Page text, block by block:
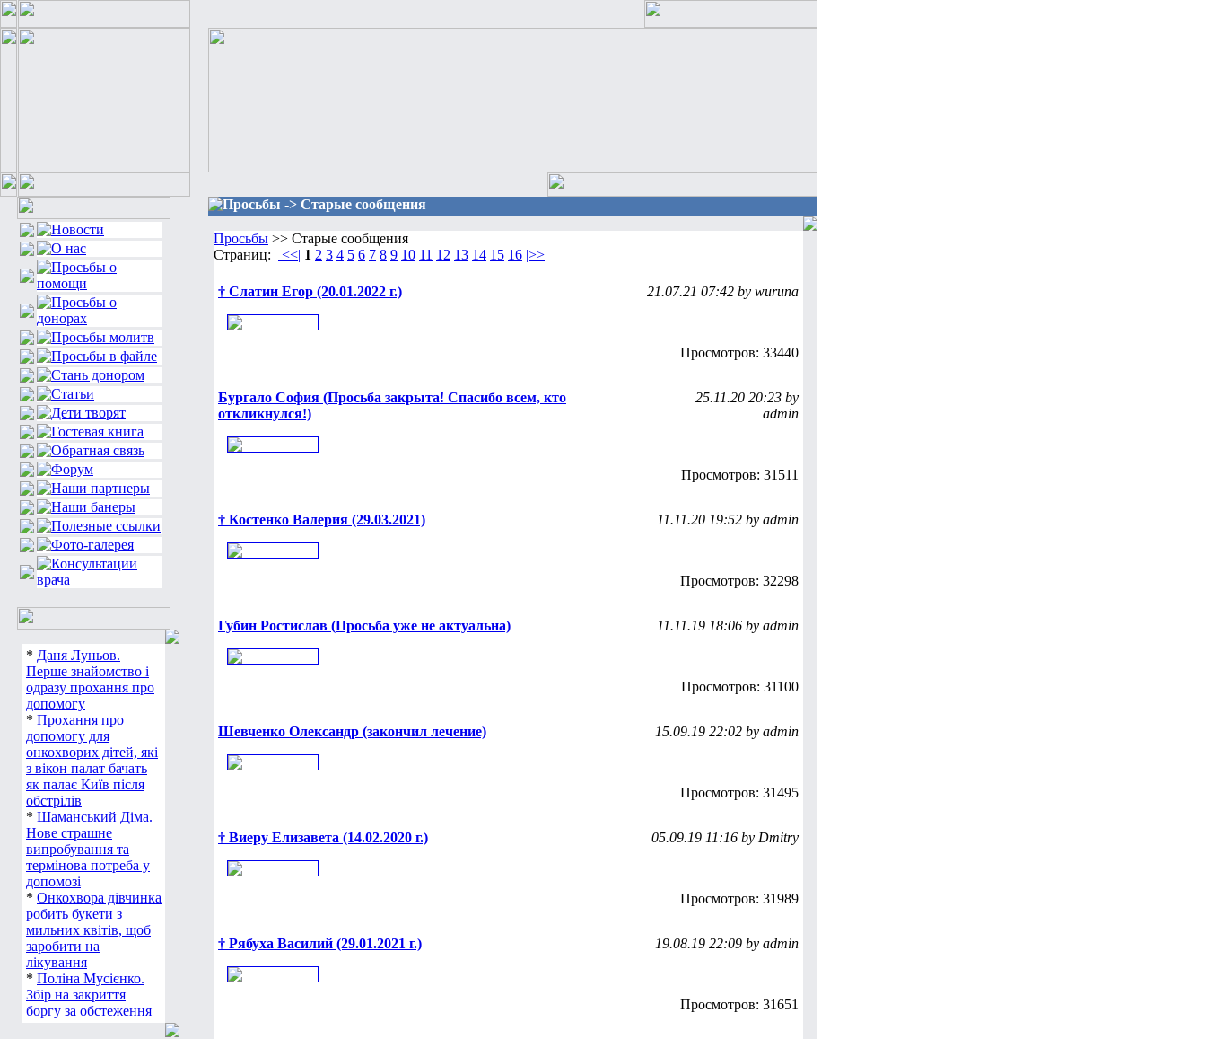
* Даня Луньов.
Перше знайомство і
одразу прохання про
допомогу
* Прохання про
допомогу для
онкохворих дітей, які
з вікон палат бачать
як палає Київ після
обстрілів
* Шаманський Діма.
Нове страшне
випробування та
термінова потреба у
допомозі
* Онкохвора дівчинка
робить букети з
мильних квітів, щоб
заробити на
лікування
* Поліна Мусієнко.
Збір на закриття
боргу за обстеження
Просьбы -> Старые сообщения
Просьбы >> Старые сообщения
Страниц:
<<| 1 2 3 4 5 6 7 8 9 10 11 12 13 14 15 16 |>>
† Слатин Егор (20.01.2022 г.) 21.07.21 07:42 by wuruna
Просмотров: 33440
Бургало София (Просьба закрыта! Спасибо всем, кто
откликнулся!)
25.11.20 20:23 by
admin
Просмотров: 31511
† Костенко Валерия (29.03.2021) 11.11.20 19:52 by admin
Просмотров: 32298
Губин Ростислав (Просьба уже не актуальна) 11.11.19 18:06 by admin
Просмотров: 31100
Шевченко Олександр (закончил лечение) 15.09.19 22:02 by admin
Просмотров: 31495
† Виеру Елизавета (14.02.2020 г.) 05.09.19 11:16 by Dmitry
Просмотров: 31989
† Рябуха Василий (29.01.2021 г.) 19.08.19 22:09 by admin
Просмотров: 31651